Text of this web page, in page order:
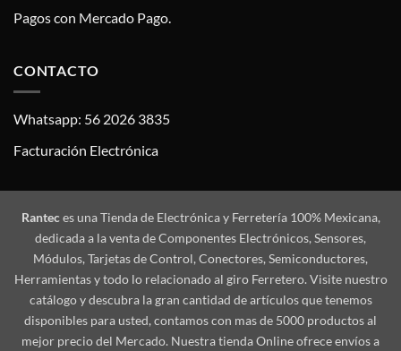
Pagos con Mercado Pago.
CONTACTO
Whatsapp: 56 2026 3835
Facturación Electrónica
Ranteces una Tienda de Electrónica y Ferretería 100% Mexicana,
dedicada a la venta de Componentes Electrónicos, Sensores,
Módulos, Tarjetas de Control, Conectores, Semiconductores,
Herramientas y todo lo relacionado al giro Ferretero. Visite nuestro
catálogo y descubra la gran cantidad de artículos que tenemos
disponibles para usted, contamos con mas de 5000 productos al
mejor precio del Mercado. Nuestra tienda Online ofrece envíos a